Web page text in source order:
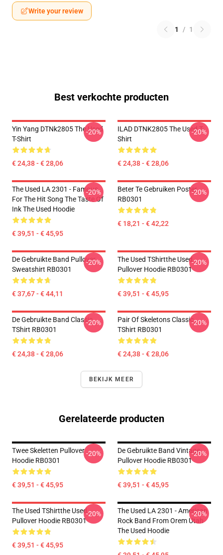
Write your review
1 / 1
Best verkochte producten
Yin Yang DTNk2805 The Used
T-Shirt
€ 24,38 - € 28,06
-20%
ILAD DTNK2805 The Used T-
Shirt
€ 24,38 - € 28,06
-20%
The Used LA 2301 - Famous
For The Hit Song The Taste Of
Ink The Used Hoodie
€ 39,51 - € 45,95
-20%
Beter Te Gebruiken Poster
RB0301
€ 18,21 - € 42,22
-20%
De Gebruikte Band Pullover
Sweatshirt RB0301
€ 37,67 - € 44,11
-20%
The Used TShirtthe Used
Pullover Hoodie RB0301
€ 39,51 - € 45,95
-20%
De Gebruikte Band Classic
TShirt RB0301
€ 24,38 - € 28,06
-20%
Pair Of Skeletons Classic
TShirt RB0301
€ 24,38 - € 28,06
-20%
BEKIJK MEER
Gerelateerde producten
Twee Skeletten Pullover
Hoodie RB0301
€ 39,51 - € 45,95
-20%
De Gebruikte Band Vintage
Pullover Hoodie RB0301
€ 39,51 - € 45,95
-20%
The Used TShirtthe Used
Pullover Hoodie RB0301
€ 39,51 - € 45,95
-20%
The Used LA 2301 - American
Rock Band From Orem Utah
The Used Hoodie
-20%